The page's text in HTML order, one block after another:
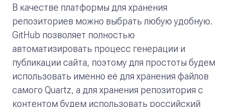
В качестве платформы для хранения
репозиториев можно выбрать любую удобную.
GitHub позволяет полностью
автоматизировать процесс генерации и
публикации сайта, поэтому для простоты будем
использовать именно её для хранения файлов
самого Quartz, а для хранения репозитория с
контентом будем использовать российский